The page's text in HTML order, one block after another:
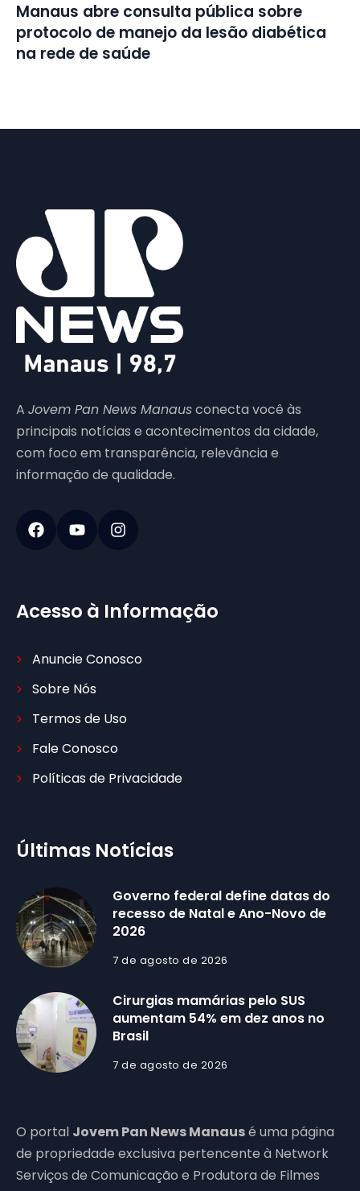
Manaus abre consulta pública sobre
protocolo de manejo da lesão diabética
na rede de saúde
A Jovem Pan News Manausconecta você às
principais notícias e acontecimentos da cidade,
com foco em transparência, relevância e
informação de qualidade.
Acesso à Informação
Anuncie Conosco
Sobre Nós
Termos de Uso
Fale Conosco
Políticas de Privacidade
Últimas Notícias
Governo federal define datas do
recesso de Natal e Ano-Novo de
2026
7 de agosto de 2026
Cirurgias mamárias pelo SUS
aumentam 54% em dez anos no
Brasil
7 de agosto de 2026
O portal Jovem Pan News Manausé uma página
de propriedade exclusiva pertencente à Network
Serviços de Comunicação e Produtora de Filmes